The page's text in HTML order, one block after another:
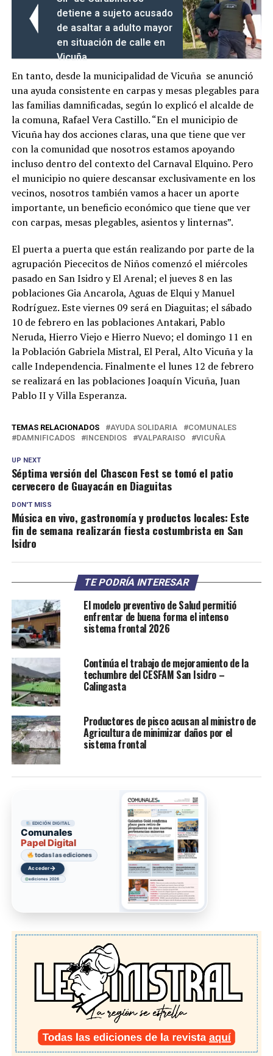
detiene a sujeto acusado
de asaltar a adulto mayor
en situación de calle en
Vicuña
En tanto, desde la municipalidad de Vicuña se anunció
una ayuda consistente en carpas y mesas plegables para
las familias damnificadas, según lo explicó el alcalde de
la comuna, Rafael Vera Castillo. “En el municipio de
Vicuña hay dos acciones claras, una que tiene que ver
con la comunidad que nosotros estamos apoyando
incluso dentro del contexto del Carnaval Elquino. Pero
el municipio no quiere descansar exclusivamente en los
vecinos, nosotros también vamos a hacer un aporte
importante, un beneficio económico que tiene que ver
con carpas, mesas plegables, asientos y linternas”.
El puerta a puerta que están realizando por parte de la
agrupación Piececitos de Niños comenzó el miércoles
pasado en San Isidro y El Arenal; el jueves 8 en las
poblaciones Gia Ancarola, Aguas de Elqui y Manuel
Rodríguez. Este viernes 09 será en Diaguitas; el sábado
10 de febrero en las poblaciones Antakari, Pablo
Neruda, Hierro Viejo e Hierro Nuevo; el domingo 11 en
la Población Gabriela Mistral, El Peral, Alto Vicuña y la
calle Independencia. Finalmente el lunes 12 de febrero
se realizará en las poblaciones Joaquín Vicuña, Juan
Pablo II y Villa Esperanza.
TEMAS RELACIONADOS AYUDA SOLIDARIA
COMUNALES
DAMNIFICADOS
INCENDIOS VALPARAISO VICUÑA
UP NEXT
Séptima versión del Chascon Fest se tomó el patio
cervecero de Guayacán en Diaguitas
DON'T MISS
Música en vivo, gastronomía y productos locales: Este
fin de semana realizarán fiesta costumbrista en San
Isidro
TE PODRÍA INTERESAR
El modelo preventivo de Salud permitió
enfrentar de buena forma el intenso
sistema frontal 2026
Continúa el trabajo de mejoramiento de la
techumbre del CESFAM San Isidro –
Calingasta
Productores de pisco acusan al ministro de
Agricultura de minimizar daños por el
sistema frontal
EDICIÓN DIGITAL
Comunales
Papel Digital
todas las ediciones
Acceder→
ediciones 2026